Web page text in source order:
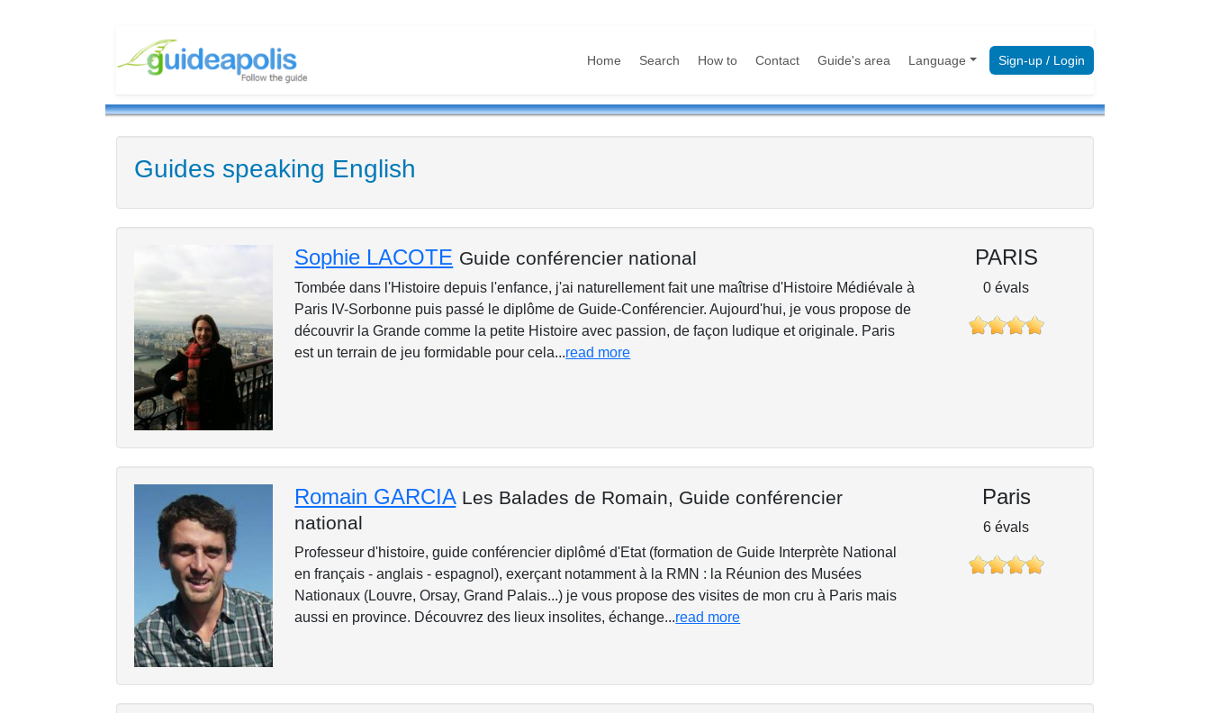
Home Search How to Contact Guide's area Language Sign-up / Login
Guides speaking English
Sophie LACOTE Guide conférencier national
Tombée dans l'Histoire depuis l'enfance, j'ai naturellement fait une maîtrise d'Histoire Médiévale à
Paris IV-Sorbonne puis passé le diplôme de Guide-Conférencier. Aujourd'hui, je vous propose de
découvrir la Grande comme la petite Histoire avec passion, de façon ludique et originale. Paris
est un terrain de jeu formidable pour cela...read more
PARIS
0 évals
Romain GARCIA Les Balades de Romain, Guide conférencier
national
Professeur d'histoire, guide conférencier diplômé d'Etat (formation de Guide Interprète National
en français - anglais - espagnol), exerçant notamment à la RMN : la Réunion des Musées
Nationaux (Louvre, Orsay, Grand Palais...) je vous propose des visites de mon cru à Paris mais
aussi en province. Découvrez des lieux insolites, échange...read more
Paris
6 évals